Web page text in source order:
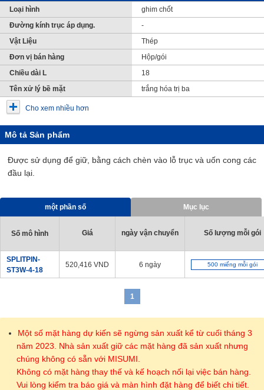
Loại hình
ghim chốt
Đường kính trục áp dụng.
-
Vật Liệu
Thép
Đơn vị bán hàng
Hộp/gói
Chiều dài L
18
Tên xử lý bề mặt
trắng hóa trị ba
Cho xem nhiều hơn
Mô tả Sản phẩm
Được sử dụng để giữ, bằng cách chèn vào lỗ trục và uốn cong các
đầu lại.
một phần số Mục lục
Số mô hình Giá ngày vận chuyển Số lượng mỗi gói
SPLITPIN-
ST3W-4-18
520,416 VND 6 ngày 500 miếng mỗi gói
1
Một số mặt hàng dự kiến sẽ ngừng sản xuất kể từ cuối tháng 3
năm 2023. Nhà sản xuất giữ các mặt hàng đã sản xuất nhưng
chúng không có sẵn với MISUMI.
Không có mặt hàng thay thế và kế hoạch nối lại việc bán hàng.
Vui lòng kiểm tra báo giá và màn hình đặt hàng để biết chi tiết.